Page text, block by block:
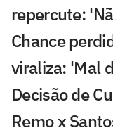
repercute:
Chance
viraliza: 'Mal
Decisão de
Remo x